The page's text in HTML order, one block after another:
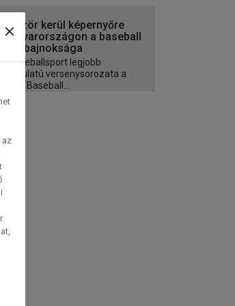
Először kerül képernyőre
Magyarországon a baseball
világbajnoksága
A baseballsport legjobb
hangulatú versenysorozata a
World Baseball...
az